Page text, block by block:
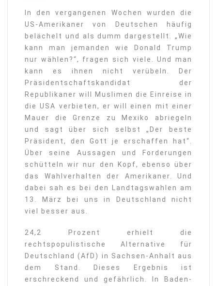
In den vergangenen Wochen wurden die
US-Amerikaner von Deutschen häufig
belächelt und als dumm dargestellt. „Wie
kann man jemanden wie Donald Trump
nur wählen?“, fragen sich viele. Und man
kann es ihnen nicht verübeln. Der
Präsidentschaftskandidat der
Republikaner will Muslimen die Einreise in
die USA verbieten, er will einen mit einer
Mauer die Grenze zu Mexiko abriegeln
und sagt über sich selbst „Der beste
Präsident, den Gott je erschaffen hat“.
Über seine Aussagen und Forderungen
schütteln wir nur den Kopf, ebenso über
das Wahlverhalten der Amerikaner. Und
dabei sah es bei den Landtagswahlen am
13. März bei uns in Deutschland nicht
viel besser aus.
24,2 Prozent erhielt die
rechtspopulistische Alternative für
Deutschland (AfD) in Sachsen-Anhalt aus
dem Stand. Dieses Ergebnis ist
erschreckend und gefährlich. In Baden-